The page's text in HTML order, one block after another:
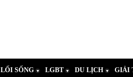
LỐI SỐNG LGBT DU LỊCH GIẢI